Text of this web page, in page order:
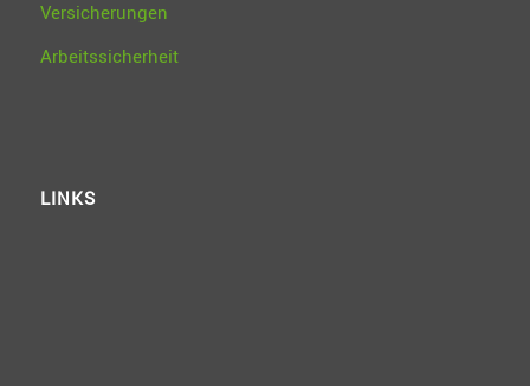
Versicherungen
Arbeitssicherheit
LINKS